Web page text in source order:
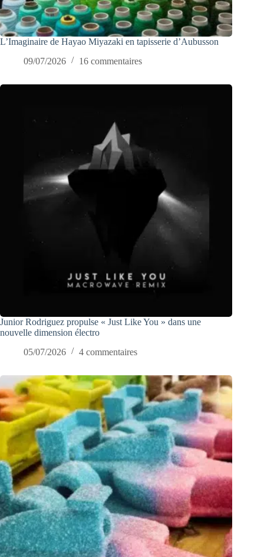
L’Imaginaire de Hayao Miyazaki en tapisserie d’Aubusson
09/07/2026
16 commentaires
Junior Rodriguez propulse « Just Like You » dans une
nouvelle dimension électro
05/07/2026
4 commentaires